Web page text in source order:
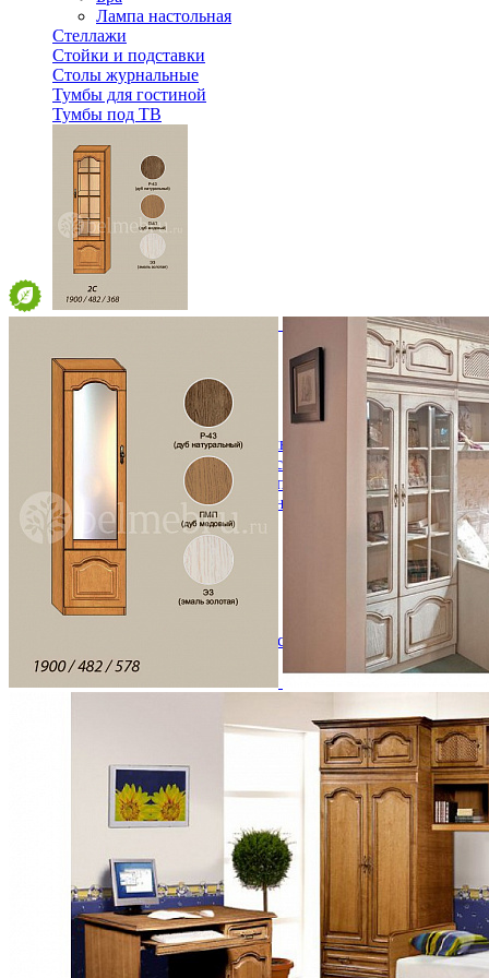
Лампа настольная
Стеллажи
Стойки и подставки
Столы журнальные
Тумбы для гостиной
Тумбы под ТВ
Модульная гостиная Вилия-М Шкаф комбинированный
В корзину
Деревянные кровати с подъемным механизмом
Кровати односпальные с подъемным механизмом
Кровати двуспальные с подъемным механизмом
Кровати полутороспальные с подъемным
Зеркала
Комоды
Кровати двуспальные
Кровати металлические
Кровати односпальные
Кровати полутороспальные
Решетки и настилы под матрас
Спальные гарнитуры
Тахта
Полки и ящики в шкаф для одежды
Шкаф 1-дверный для одежды и белья
Шкафы 2-х дверные для одежды и белья
Шкафы 3-х дверные для одежды и белья
Шкафы 4-х дверные для одежды и белья
Шкафы 5-ти дверные для одежды и белья
Шкафы 6-ти дверные для одежды и белья
Шкафы купе для одежды и белья
Шкафы угловые для одежды и белья
Ящики и короба